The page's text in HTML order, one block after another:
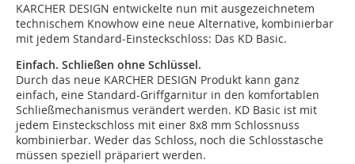
KARCHER DESIGN entwickelte nun mit ausgezeichnetem
technischem Knowhow eine neue Alternative, kombinierbar
mit jedem Standard-Einsteckschloss: Das KD Basic.
Einfach. Schließen ohne Schlüssel.
Durch das neue KARCHER DESIGN Produkt kann ganz
einfach, eine Standard-Griffgarnitur in den komfortablen
Schließmechanismus verändert werden. KD Basic ist mit
jedem Einsteckschloss mit einer 8x8 mm Schlossnuss
kombinierbar. Weder das Schloss, noch die Schlosstasche
müssen speziell präpariert werden.